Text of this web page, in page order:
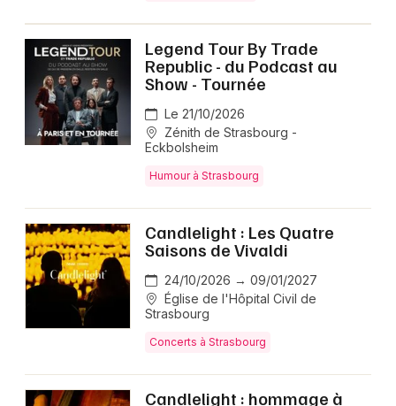
Legend Tour By Trade
Republic - du Podcast au
Show - Tournée
Le 21/10/2026
Zénith de Strasbourg -
Eckbolsheim
Humour à Strasbourg
Candlelight : Les Quatre
Saisons de Vivaldi
24/10/2026 → 09/01/2027
Église de l'Hôpital Civil de
Strasbourg
Concerts à Strasbourg
Candlelight : hommage à